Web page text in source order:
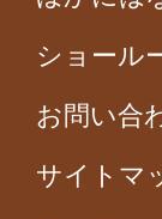
ショール
お問い合
サイトマ